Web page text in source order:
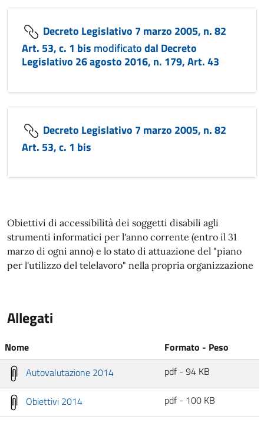
Decreto Legislativo 7 marzo 2005, n. 82
Art. 53, c. 1 bis modificatodal Decreto
Legislativo 26 agosto 2016, n. 179, Art. 43
Decreto Legislativo 7 marzo 2005, n. 82
Art. 53, c. 1 bis
Obiettivi di accessibilità dei soggetti disabili agli
strumenti informatici per l'anno corrente (entro il 31
marzo di ogni anno) e lo stato di attuazione del "piano
per l'utilizzo del telelavoro" nella propria organizzazione
Allegati
Nome
Formato - Peso
Autovalutazione 2014
pdf - 94 KB
Obiettivi 2014 pdf - 100 KB